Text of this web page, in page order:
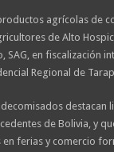
agrícolas de
de Alto
SAG, en fiscalización
Regional de
destacan
de Bolivia, y
en ferias y comercio